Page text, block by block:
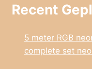
Recent
5 meter RGB
complete set